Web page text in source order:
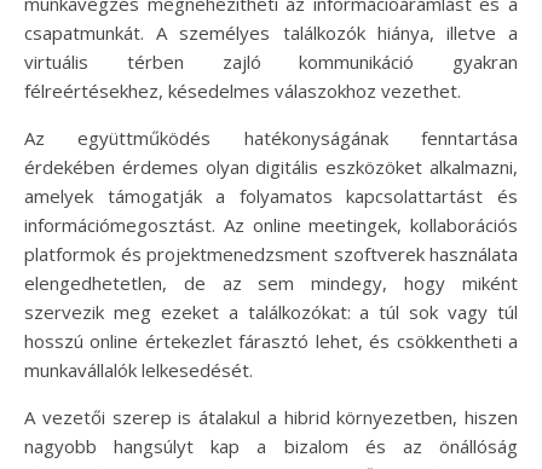
csapatmunkát. A személyes találkozók hiánya, illetve a
virtuális térben zajló kommunikáció gyakran
félreértésekhez, késedelmes válaszokhoz vezethet.
Az együttműködés hatékonyságának fenntartása
érdekében érdemes olyan digitális eszközöket alkalmazni,
amelyek támogatják a folyamatos kapcsolattartást és
információmegosztást. Az online meetingek, kollaborációs
platformok és projektmenedzsment szoftverek használata
elengedhetetlen, de az sem mindegy, hogy miként
szervezik meg ezeket a találkozókat: a túl sok vagy túl
hosszú online értekezlet fárasztó lehet, és csökkentheti a
munkavállalók lelkesedését.
A vezetői szerep is átalakul a hibrid környezetben, hiszen
nagyobb hangsúlyt kap a bizalom és az önállóság